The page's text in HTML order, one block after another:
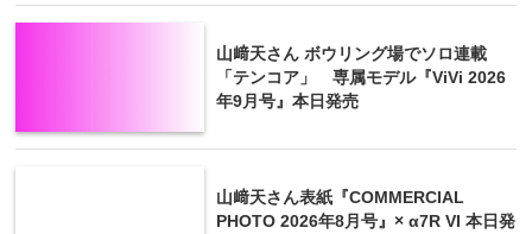
山﨑天さん ボウリング場でソロ連載
「テンコア」 専属モデル『ViVi 2026
年9月号』本日発売
山﨑天さん表紙『COMMERCIAL
PHOTO 2026年8月号』× α7R VI 本日発